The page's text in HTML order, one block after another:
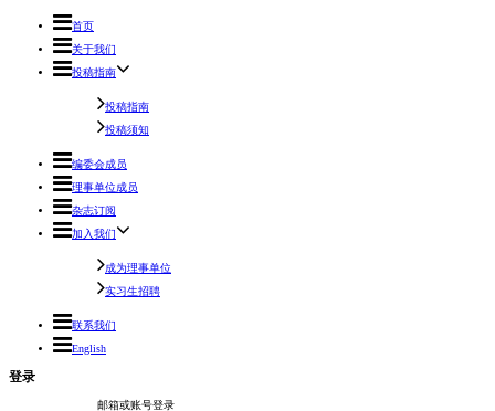
首页
关于我们
投稿指南
投稿指南
投稿须知
编委会成员
理事单位成员
杂志订阅
加入我们
成为理事单位
实习生招聘
联系我们
English
登录
邮箱或账号登录